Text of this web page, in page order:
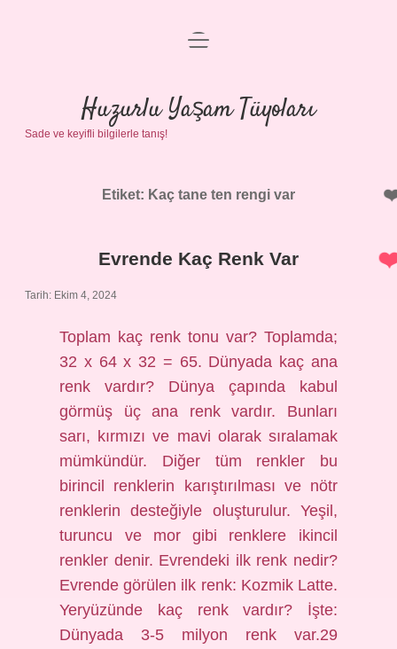
Anasayfa
Gizlilik Politikası
Yasal Uyarı
menüyü
Huzurlu Yaşam Tüyoları
Sade ve keyifli bilgilerle tanış!
Etiket: Kaç tane ten rengi var
Evrende Kaç Renk Var
Tarih: Ekim 4, 2024
Toplam kaç renk tonu var? Toplamda;
32 x 64 x 32 = 65. Dünyada kaç ana
renk vardır? Dünya çapında kabul
görmüş üç ana renk vardır. Bunları
sarı, kırmızı ve mavi olarak sıralamak
mümkündür. Diğer tüm renkler bu
birincil renklerin karıştırılması ve nötr
renklerin desteğiyle oluşturulur. Yeşil,
turuncu ve mor gibi renklere ikincil
renkler denir. Evrendeki ilk renk nedir?
Evrende görülen ilk renk: Kozmik Latte.
Yeryüzünde kaç renk vardır? İşte:
Dünyada 3-5 milyon renk var.29